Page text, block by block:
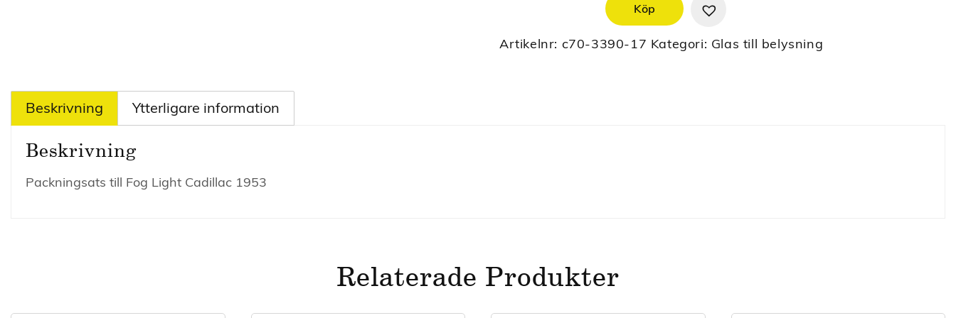
Köp
Artikelnr: c70-3390-17 Kategori: Glas till belysning
Beskrivning Ytterligare information
Beskrivning
Packningsats till Fog Light Cadillac 1953
Relaterade Produkter